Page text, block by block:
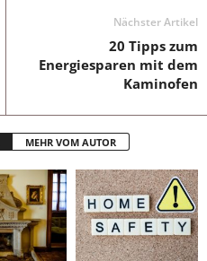
Nächster Artikel
20 Tipps zum
Energiesparen mit dem
Kaminofen
MEHR VOM AUTOR